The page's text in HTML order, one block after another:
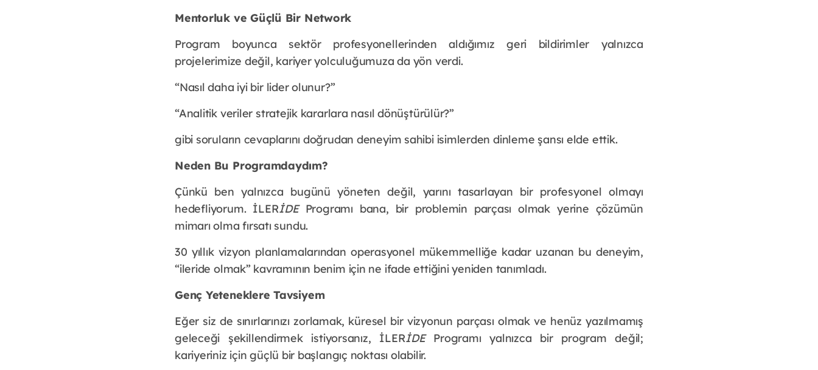
Mentorluk ve Güçlü Bir Network
Program boyunca sektör profesyonellerinden aldığımız geri bildirimler yalnızca
projelerimize değil, kariyer yolculuğumuza da yön verdi.
“Nasıl daha iyi bir lider olunur?”
“Analitik veriler stratejik kararlara nasıl dönüştürülür?”
gibi soruların cevaplarını doğrudan deneyim sahibi isimlerden dinleme şansı elde ettik.
Neden Bu Programdaydım?
Çünkü ben yalnızca bugünü yöneten değil, yarını tasarlayan bir profesyonel olmayı
hedefliyorum. İLERİDE Programı bana, bir problemin parçası olmak yerine çözümün
mimarı olma fırsatı sundu.
30 yıllık vizyon planlamalarından operasyonel mükemmelliğe kadar uzanan bu deneyim,
“ileride olmak” kavramının benim için ne ifade ettiğini yeniden tanımladı.
Genç Yeteneklere Tavsiyem
Eğer siz de sınırlarınızı zorlamak, küresel bir vizyonun parçası olmak ve henüz yazılmamış
geleceği şekillendirmek istiyorsanız, İLERİDE Programı yalnızca bir program değil;
kariyeriniz için güçlü bir başlangıç noktası olabilir.